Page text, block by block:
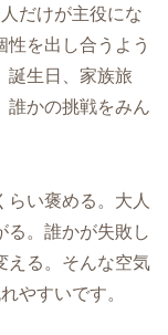
だけが主役にな
性を出し合うよう
誕生日、家族旅
誰かの挑戦をみん
い褒める。大人
る。誰かが失敗し
える。そんな空気
やすいです。